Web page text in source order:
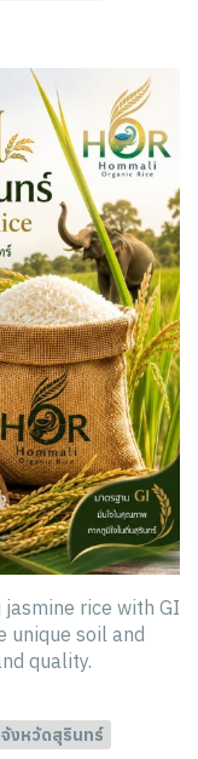
rice with GI
unique soil and
quality.
จังหวัดสุรินทร์